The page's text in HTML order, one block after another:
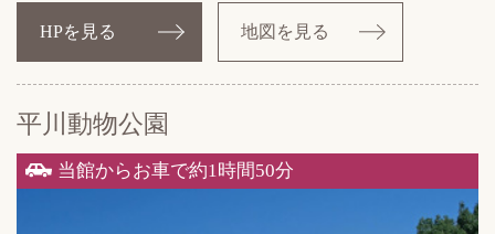
HPを見る 地図を見る
平川動物公園
当館からお車で約1時間50分